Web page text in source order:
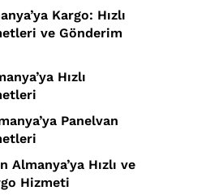
Kargo: Hızlı
ve Gönderim
Hızlı
Panelvan
Almanya’ya Hızlı ve
Hizmeti